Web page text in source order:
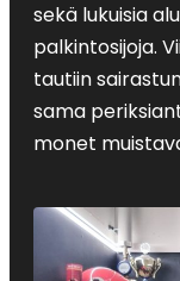
sekä lukuisia
palkintosijoja.
tautiin
sama
monet